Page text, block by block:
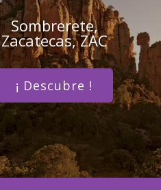
Sombrerete,
Zacatecas, ZAC
¡ Descubre !